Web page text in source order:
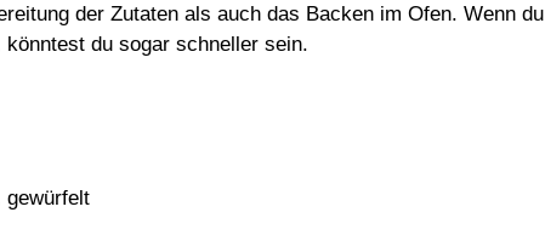
der Zutaten als auch das Backen im Ofen. Wenn du
du sogar schneller sein.
gewürfelt